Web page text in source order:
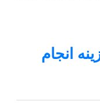
انجام